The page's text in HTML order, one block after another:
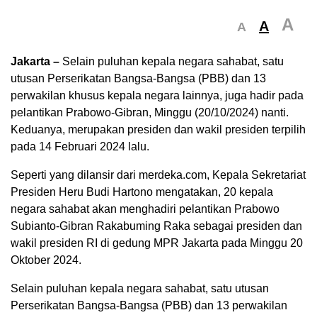
A A A
Jakarta – Selain puluhan kepala negara sahabat, satu
utusan Perserikatan Bangsa-Bangsa (PBB) dan 13
perwakilan khusus kepala negara lainnya, juga hadir pada
pelantikan Prabowo-Gibran, Minggu (20/10/2024) nanti.
Keduanya, merupakan presiden dan wakil presiden terpilih
pada 14 Februari 2024 lalu.
Seperti yang dilansir dari merdeka.com, Kepala Sekretariat
Presiden Heru Budi Hartono mengatakan, 20 kepala
negara sahabat akan menghadiri pelantikan Prabowo
Subianto-Gibran Rakabuming Raka sebagai presiden dan
wakil presiden RI di gedung MPR Jakarta pada Minggu 20
Oktober 2024.
Selain puluhan kepala negara sahabat, satu utusan
Perserikatan Bangsa-Bangsa (PBB) dan 13 perwakilan